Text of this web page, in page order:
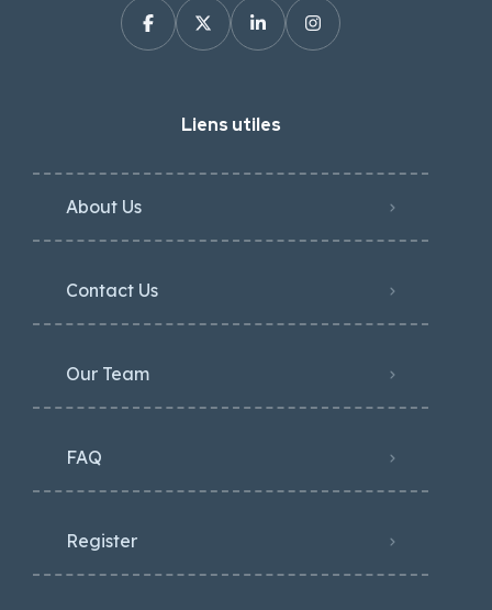
Liens utiles
About Us
Contact Us
Our Team
FAQ
Register